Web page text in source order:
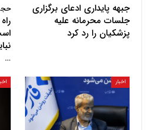
جبهه پایداری ادعای برگزاری
جلسات محرمانه علیه
پزشکیان را رد کرد
…
اخبار